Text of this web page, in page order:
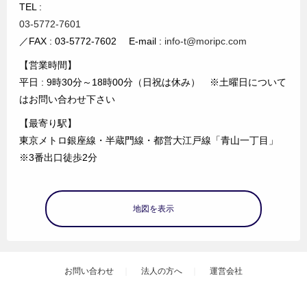
TEL :
03-5772-7601
／FAX : 03-5772-7602 E-mail : info-t@moripc.com
【営業時間】
平日 : 9時30分～18時00分（日祝は休み） ※土曜日について
はお問い合わせ下さい
【最寄り駅】
東京メトロ銀座線・半蔵門線・都営大江戸線「青山一丁目」
※3番出口徒歩2分
地図を表示
お問い合わせ 法人の方へ 運営会社